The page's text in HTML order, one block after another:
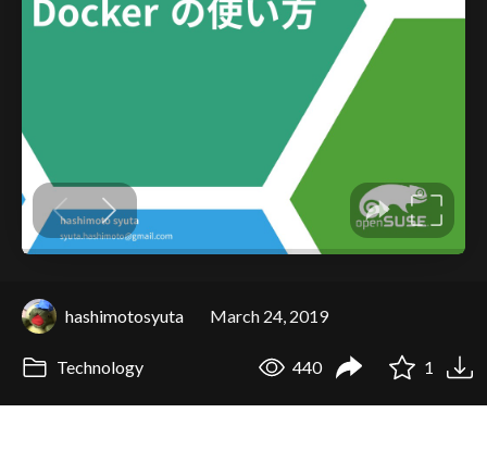
hashimotosyuta March 24, 2019
Technology 440 1